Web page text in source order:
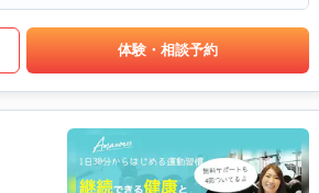
体験・相談予約